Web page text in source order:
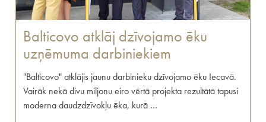
Balticovo atklāj dzīvojamo ēku
uzņēmuma darbiniekiem
"Balticovo" atklājis jaunu darbinieku dzīvojamo ēku Iecavā.
Vairāk nekā divu miljonu eiro vērtā projekta rezultātā tapusi
moderna daudzdzīvokļu ēka, kurā …